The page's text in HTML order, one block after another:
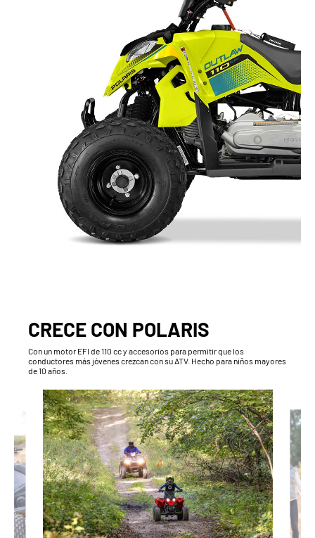
CRECE CON POLARIS
Con un motor EFI de 110 cc y accesorios para permitir que los
conductores más jóvenes crezcan con su ATV. Hecho para niños mayores
de 10 años.